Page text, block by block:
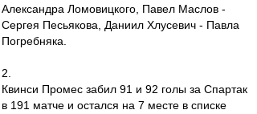
Александра Ломовицкого, Павел Маслов -
Сергея Песьякова, Даниил Хлусевич - Павла
Погребняка.
2.
Квинси Промес забил 91 и 92 голы за Спартак
в 191 матче и остался на 7 месте в списке